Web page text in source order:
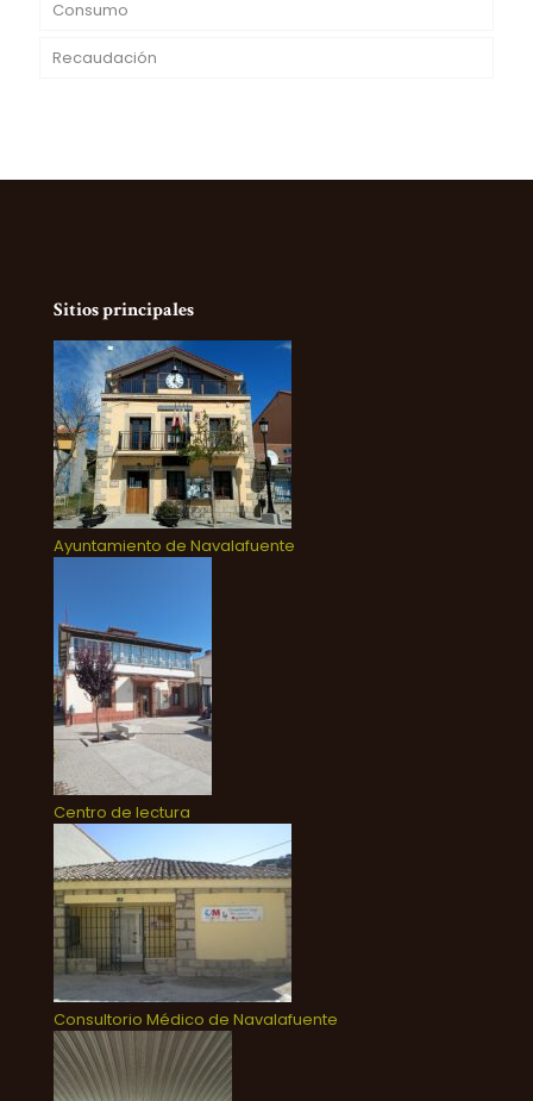
Consumo
Recaudación
Sitios principales
Ayuntamiento de Navalafuente
Centro de lectura
Consultorio Médico de Navalafuente